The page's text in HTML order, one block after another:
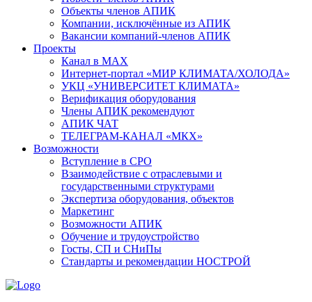
Объекты членов АПИК
Компании, исключённые из АПИК
Вакансии компаний-членов АПИК
Проекты
Канал в MAX
Интернет-портал «МИР КЛИМАТА/ХОЛОДА»
УКЦ «УНИВЕРСИТЕТ КЛИМАТА»
Верификация оборудования
Члены АПИК рекомендуют
АПИК ЧАТ
ТЕЛЕГРАМ-КАНАЛ «МКХ»
Возможности
Вступление в СРО
Взаимодействие с отраслевыми и
государственными структурами
Экспертиза оборудования, объектов
Маркетинг
Возможности АПИК
Обучение и трудоустройство
Госты, СП и СНиПы
Стандарты и рекомендации НОСТРОЙ